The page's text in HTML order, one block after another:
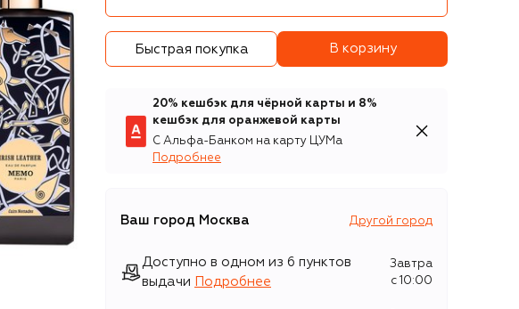
Быстрая покупка В корзину
20% кешбэк для чёрной карты и 8%
кешбэк для оранжевой карты
С Альфа-Банком на карту ЦУМа
Подробнее
Ваш город Москва Другой город
Доступно в одном из 6 пунктов
выдачи
Подробнее
Завтра
c 10:00